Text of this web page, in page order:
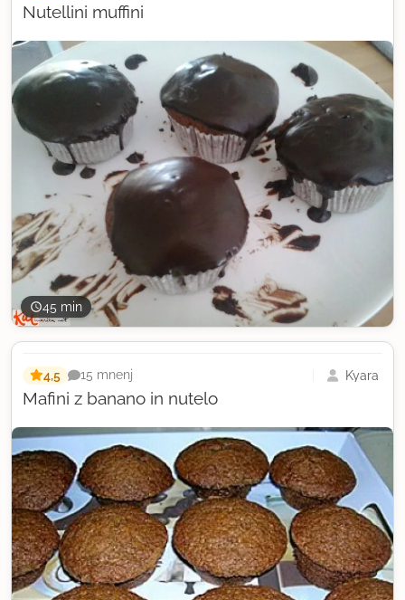
45 min
Nutellini muffini
Mafini z banano in nutelo
4,5 15 mnenj Kyara